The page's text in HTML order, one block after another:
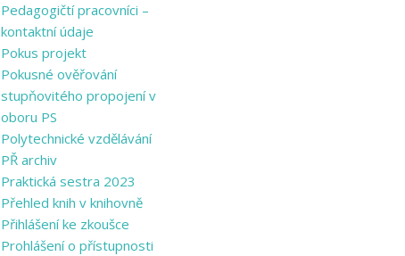
Pedagogičtí pracovníci –
kontaktní údaje
Pokus projekt
Pokusné ověřování
stupňovitého propojení v
oboru PS
Polytechnické vzdělávání
PŘ archiv
Praktická sestra 2023
Přehled knih v knihovně
Přihlášení ke zkoušce
Prohlášení o přístupnosti